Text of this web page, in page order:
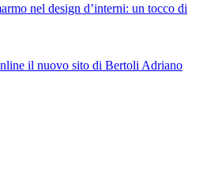
nel design d’interni: un tocco di
il nuovo sito di Bertoli Adriano